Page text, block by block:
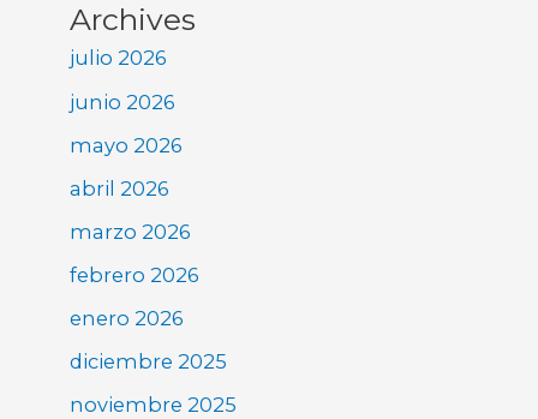
Archives
julio 2026
junio 2026
mayo 2026
abril 2026
marzo 2026
febrero 2026
enero 2026
diciembre 2025
noviembre 2025